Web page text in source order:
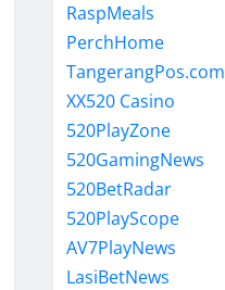
RaspMeals
PerchHome
TangerangPos.com
XX520 Casino
520PlayZone
520GamingNews
520BetRadar
520PlayScope
AV7PlayNews
LasiBetNews